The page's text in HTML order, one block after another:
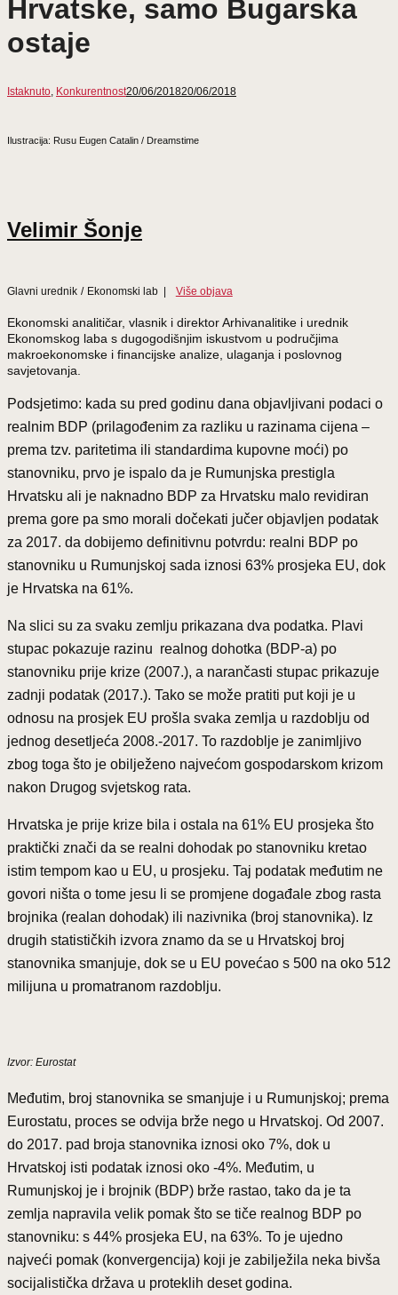
Hrvatske, samo Bugarska
ostaje
Istaknuto, Konkurentnost20/06/201820/06/2018
Ilustracija: Rusu Eugen Catalin / Dreamstime
Velimir Šonje
Glavni urednik / Ekonomski lab | Više objava
Ekonomski analitičar, vlasnik i direktor Arhivanalitike i urednik
Ekonomskog laba s dugogodišnjim iskustvom u područjima
makroekonomske i financijske analize, ulaganja i poslovnog
savjetovanja.
Podsjetimo: kada su pred godinu dana objavljivani podaci o
realnim BDP (prilagođenim za razliku u razinama cijena –
prema tzv. paritetima ili standardima kupovne moći) po
stanovniku, prvo je ispalo da je Rumunjska prestigla
Hrvatsku ali je naknadno BDP za Hrvatsku malo revidiran
prema gore pa smo morali dočekati jučer objavljen podatak
za 2017. da dobijemo definitivnu potvrdu: realni BDP po
stanovniku u Rumunjskoj sada iznosi 63% prosjeka EU, dok
je Hrvatska na 61%.
Na slici su za svaku zemlju prikazana dva podatka. Plavi
stupac pokazuje razinu realnog dohotka (BDP-a) po
stanovniku prije krize (2007.), a narančasti stupac prikazuje
zadnji podatak (2017.). Tako se može pratiti put koji je u
odnosu na prosjek EU prošla svaka zemlja u razdoblju od
jednog desetljeća 2008.-2017. To razdoblje je zanimljivo
zbog toga što je obilježeno najvećom gospodarskom krizom
nakon Drugog svjetskog rata.
Hrvatska je prije krize bila i ostala na 61% EU prosjeka što
praktički znači da se realni dohodak po stanovniku kretao
istim tempom kao u EU, u prosjeku. Taj podatak međutim ne
govori ništa o tome jesu li se promjene događale zbog rasta
brojnika (realan dohodak) ili nazivnika (broj stanovnika). Iz
drugih statističkih izvora znamo da se u Hrvatskoj broj
stanovnika smanjuje, dok se u EU povećao s 500 na oko 512
milijuna u promatranom razdoblju.
Izvor: Eurostat
Međutim, broj stanovnika se smanjuje i u Rumunjskoj; prema
Eurostatu, proces se odvija brže nego u Hrvatskoj. Od 2007.
do 2017. pad broja stanovnika iznosi oko 7%, dok u
Hrvatskoj isti podatak iznosi oko -4%. Međutim, u
Rumunjskoj je i brojnik (BDP) brže rastao, tako da je ta
zemlja napravila velik pomak što se tiče realnog BDP po
stanovniku: s 44% prosjeka EU, na 63%. To je ujedno
najveći pomak (konvergencija) koji je zabilježila neka bivša
socijalistička država u proteklih deset godina.